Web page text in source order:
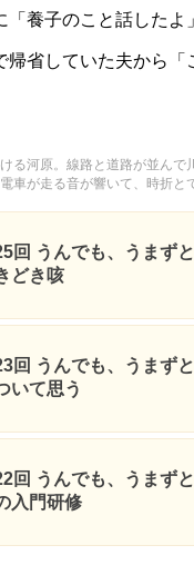
養子のこと話したよ
帰省していた夫から
る河原。線路と道路が並ん
車が走る音が響いて、時折と
回 うんでも、うまず
どき咳
回 うんでも、うまず
いて思う
回 うんでも、うまず
入門研修